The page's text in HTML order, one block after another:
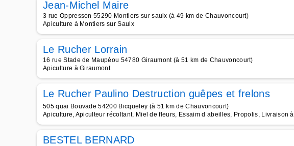
Jean-Michel Maire
3 rue Oppresson 55290 Montiers sur saulx (à 49 km de Chauvoncourt)
Apiculture à Montiers sur Saulx
Le Rucher Lorrain
16 rue Stade de Maupéou 54780 Giraumont (à 51 km de Chauvoncourt)
Apiculture à Giraumont
Le Rucher Paulino Destruction guêpes et frelons
505 quai Bouvade 54200 Bicqueley (à 51 km de Chauvoncourt)
Apiculture, Apiculteur récoltant, Miel de fleurs, Essaim d abeilles, Propolis, Livraison à
BESTEL BERNARD